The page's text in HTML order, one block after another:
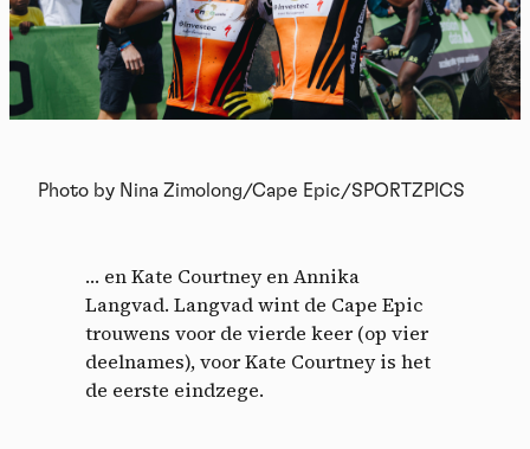
Photo by Nina Zimolong/Cape Epic/SPORTZPICS
… en Kate Courtney en Annika
Langvad. Langvad wint de Cape Epic
trouwens voor de vierde keer (op vier
deelnames), voor Kate Courtney is het
de eerste eindzege.